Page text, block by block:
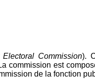
Electoral Commission).
commission est
de la fonction